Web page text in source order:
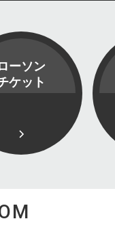
ーソン
ケット